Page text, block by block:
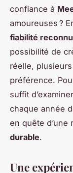
confiance à
amoureuses ?
fiabilité
possibilité de
réelle,
préférence.
suffit
chaque année
en quête d’une
durable.
Une